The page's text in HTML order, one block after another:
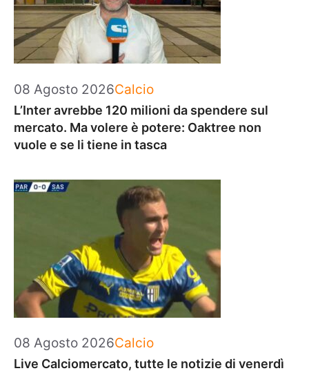
08 Agosto 2026Categorie
Calcio
L’Inter avrebbe 120 milioni da spendere sul
mercato. Ma volere è potere: Oaktree non
vuole e se li tiene in tasca
08 Agosto 2026Categorie
Calcio
Live Calciomercato, tutte le notizie di venerdì